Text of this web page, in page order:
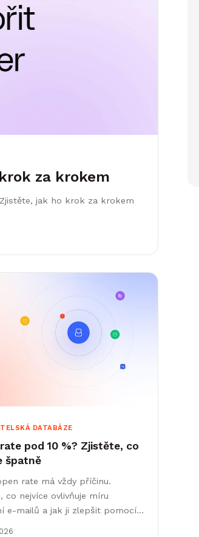
za krokem
jak ho krok za krokem
DATABÁZE
pod 10 %? Zjistěte, co
špatně
rate má vždy příčinu.
co nejvíce ovlivňuje míru
e-mailů a jak ji zlepšit pomocí